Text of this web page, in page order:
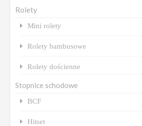
Rolety
Mini rolety
Rolety bambusowe
Rolety dościenne
Stopnice schodowe
BCF
Hitset